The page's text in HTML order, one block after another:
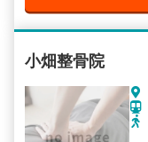
小畑整骨院